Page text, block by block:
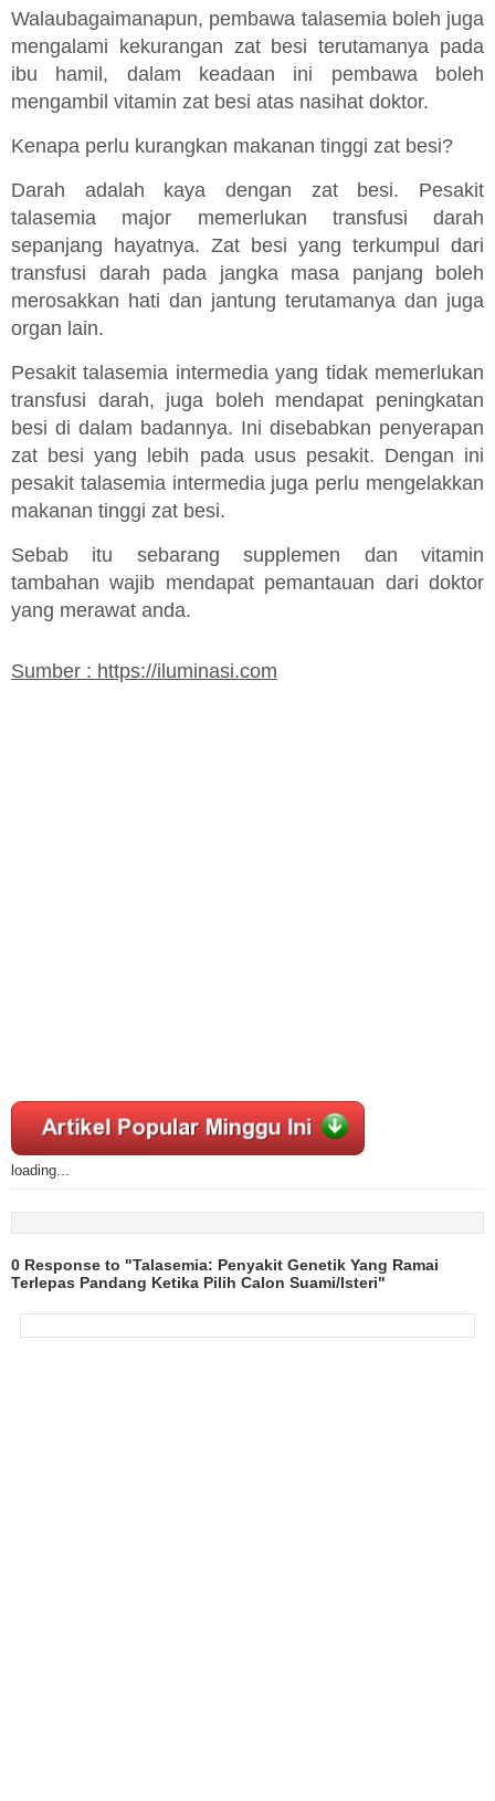
Walaubagaimanapun, pembawa talasemia boleh juga
mengalami kekurangan zat besi terutamanya pada
ibu hamil, dalam keadaan ini pembawa boleh
mengambil vitamin zat besi atas nasihat doktor.
Kenapa perlu kurangkan makanan tinggi zat besi?
Darah adalah kaya dengan zat besi. Pesakit
talasemia major memerlukan transfusi darah
sepanjang hayatnya. Zat besi yang terkumpul dari
transfusi darah pada jangka masa panjang boleh
merosakkan hati dan jantung terutamanya dan juga
organ lain.
Pesakit talasemia intermedia yang tidak memerlukan
transfusi darah, juga boleh mendapat peningkatan
besi di dalam badannya. Ini disebabkan penyerapan
zat besi yang lebih pada usus pesakit. Dengan ini
pesakit talasemia intermedia juga perlu mengelakkan
makanan tinggi zat besi.
Sebab itu sebarang supplemen dan vitamin
tambahan wajib mendapat pemantauan dari doktor
yang merawat anda.
Sumber : https://iluminasi.com
loading...
0 Response to "Talasemia: Penyakit Genetik Yang Ramai
Terlepas Pandang Ketika Pilih Calon Suami/Isteri"